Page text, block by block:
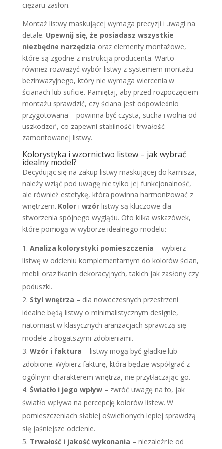
ciężaru zasłon.
Montaż listwy maskującej wymaga precyzji i uwagi na
detale. Upewnij się, że posiadasz wszystkie
niezbędne narzędzia oraz elementy montażowe,
które są zgodne z instrukcją producenta. Warto
również rozważyć wybór listwy z systemem montażu
bezinwazyjnego, który nie wymaga wiercenia w
ścianach lub suficie. Pamiętaj, aby przed rozpoczęciem
montażu sprawdzić, czy ściana jest odpowiednio
przygotowana – powinna być czysta, sucha i wolna od
uszkodzeń, co zapewni stabilność i trwałość
zamontowanej listwy.
Kolorystyka i wzornictwo listew – jak wybrać
idealny model?
Decydując się na zakup listwy maskującej do karnisza,
należy wziąć pod uwagę nie tylko jej funkcjonalność,
ale również estetykę, która powinna harmonizować z
wnętrzem. Kolori wzórlistwy są kluczowe dla
stworzenia spójnego wyglądu. Oto kilka wskazówek,
które pomogą w wyborze idealnego modelu:
Analiza kolorystyki pomieszczenia – wybierz
listwę w odcieniu komplementarnym do kolorów ścian,
mebli oraz tkanin dekoracyjnych, takich jak zasłony czy
poduszki.
Styl wnętrza – dla nowoczesnych przestrzeni
idealne będą listwy o minimalistycznym designie,
natomiast w klasycznych aranżacjach sprawdzą się
modele z bogatszymi zdobieniami.
Wzór i faktura – listwy mogą być gładkie lub
zdobione. Wybierz fakturę, która będzie współgrać z
ogólnym charakterem wnętrza, nie przytłaczając go.
Światło i jego wpływ– zwróć uwagę na to, jak
światło wpływa na percepcję kolorów listew. W
pomieszczeniach słabiej oświetlonych lepiej sprawdzą
się jaśniejsze odcienie.
Trwałość i jakość wykonania – niezależnie od